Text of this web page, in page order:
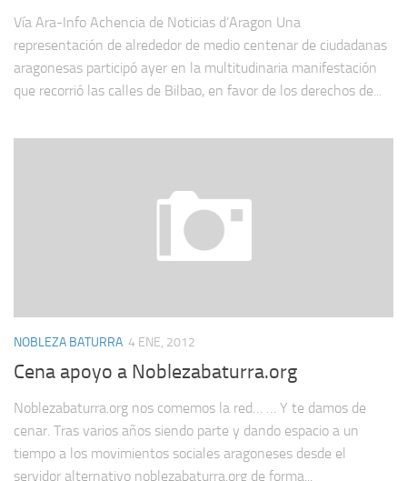
Vía Ara-Info Achencia de Noticias d’Aragon Una
representación de alrededor de medio centenar de ciudadanas
aragonesas participó ayer en la multitudinaria manifestación
que recorrió las calles de Bilbao, en favor de los derechos de...
NOBLEZA BATURRA 4 ENE, 2012
Cena apoyo a Noblezabaturra.org
Noblezabaturra.org nos comemos la red… … Y te damos de
cenar. Tras varios años siendo parte y dando espacio a un
tiempo a los movimientos sociales aragoneses desde el
servidor alternativo noblezabaturra.org de forma...